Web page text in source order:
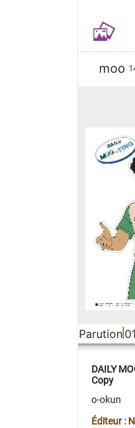
moo
Parution
DAILY
Copy
o-okun
Éditeur :